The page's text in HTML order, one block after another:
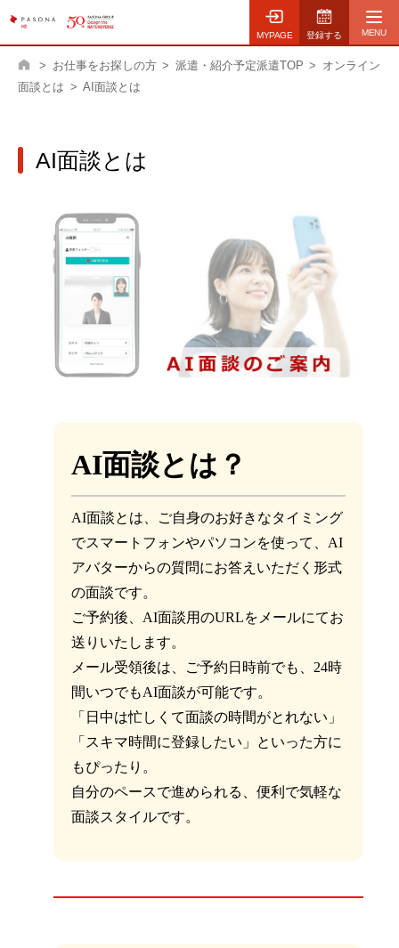
MYPAGE 登録する
ホーム
> お仕事をお探しの方 > 派遣・紹介予定派遣TOP > オンライン
面談とは > AI面談とは
AI面談とは
AI面談とは？
AI面談とは、ご自身のお好きなタイミング
でスマートフォンやパソコンを使って、AI
アバターからの質問にお答えいただく形式
の面談です。
ご予約後、AI面談用のURLをメールにてお
送りいたします。
メール受領後は、ご予約日時前でも、24時
間いつでもAI面談が可能です。
「日中は忙しくて面談の時間がとれない」
「スキマ時間に登録したい」といった方に
もぴったり。
自分のペースで進められる、便利で気軽な
面談スタイルです。